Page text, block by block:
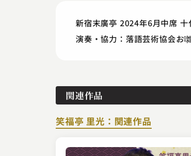
新宿末廣亭 2024年6月中席
演奏・協力：落語芸術協会お
関連作品
笑福亭 里光：関連作品